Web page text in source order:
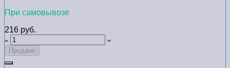
При самовывозе
216 руб.
Продано